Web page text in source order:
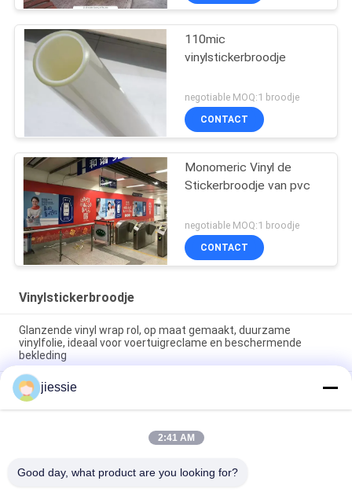
110mic
vinylstickerbroodje
negotiable MOQ:1 broodje
CONTACT
Monomeric Vinyl de
Stickerbroodje van pvc
negotiable MOQ:1 broodje
CONTACT
Vinylstickerbroodje
Glanzende vinyl wrap rol, op maat gemaakt, duurzame
vinylfolie, ideaal voor voertuigreclame en beschermende
bekleding
Breedbord Intrekbare rolreklame Aluminiumbanner Stand Roll
Up Display 85x200cm
Pantone Vinyl Sticker Rol Glanzende Afwerking Ideaal voor
Reclame Promotie Decoratie Toepassingen Duurzame en
jiessie
2:41 AM
Good day, what product are you looking for?